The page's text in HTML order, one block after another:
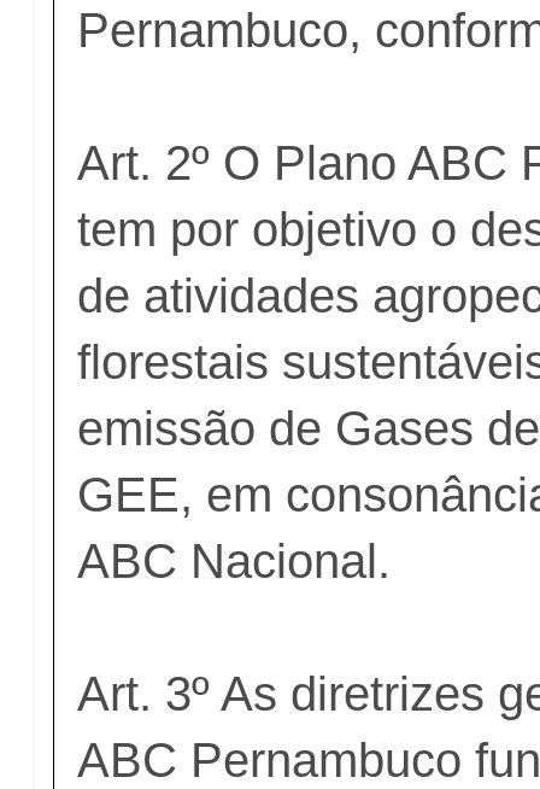
Pernambuco,
Art. 2º O Plano ABC
tem por objetivo o
de atividades
florestais
emissão de Gases
GEE, em
ABC Nacional.
Art. 3º As diretrizes
ABC Pernambuco